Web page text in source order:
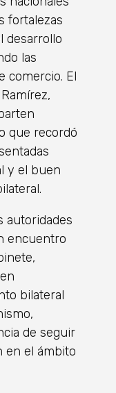
fortalezas
desarrollo
las
comercio. El
que recordó
y el buen
autoridades
encuentro
bilateral
de seguir
en el ámbito